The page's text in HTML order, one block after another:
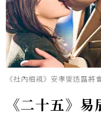
《社內相親》安孝燮透露
《二十五》